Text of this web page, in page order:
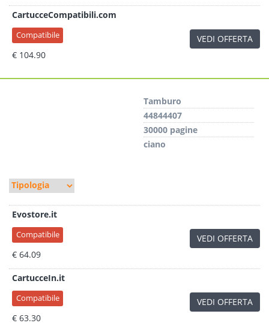
CartucceCompatibili.com
Compatibile
€ 104.90
VEDI OFFERTA
Tamburo
44844407
30000 pagine
ciano
Evostore.it
Compatibile
€ 64.09
VEDI OFFERTA
CartucceIn.it
Compatibile
€ 63.30
VEDI OFFERTA